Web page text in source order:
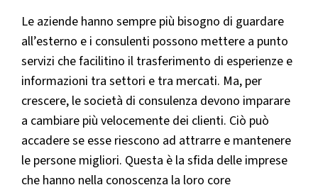
Le aziende hanno sempre più bisogno di guardare
all’esterno e i consulenti possono mettere a punto
servizi che facilitino il trasferimento di esperienze e
informazioni tra settori e tra mercati. Ma, per
crescere, le società di consulenza devono imparare
a cambiare più velocemente dei clienti. Ciò può
accadere se esse riescono ad attrarre e mantenere
le persone migliori. Questa è la sfida delle imprese
che hanno nella conoscenza la loro core